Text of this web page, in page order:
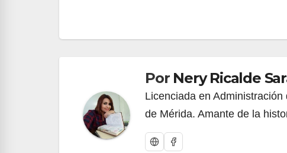
de
entradas
Por Nery Ricalde
Licenciada en
de Mérida. Amante de la